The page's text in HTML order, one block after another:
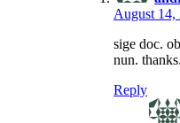
August 14,
sige doc.
nun.
Reply